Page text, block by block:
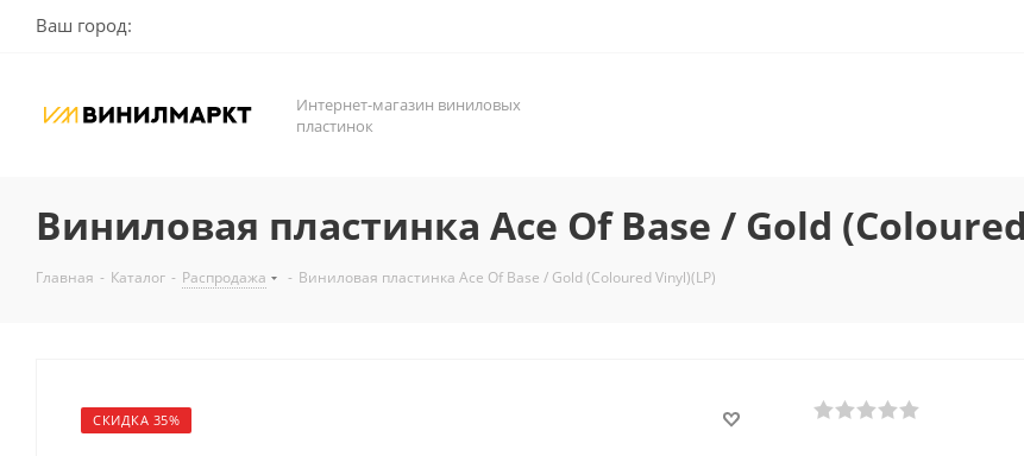
Ваш город:
Интернет-магазин виниловых
пластинок
Виниловая пластинка Ace Of Base / Gold (Coloured
Главная - Каталог - Распродажа - Виниловая пластинка Ace Of Base / Gold (Coloured Vinyl)(LP)
СКИДКА 35%